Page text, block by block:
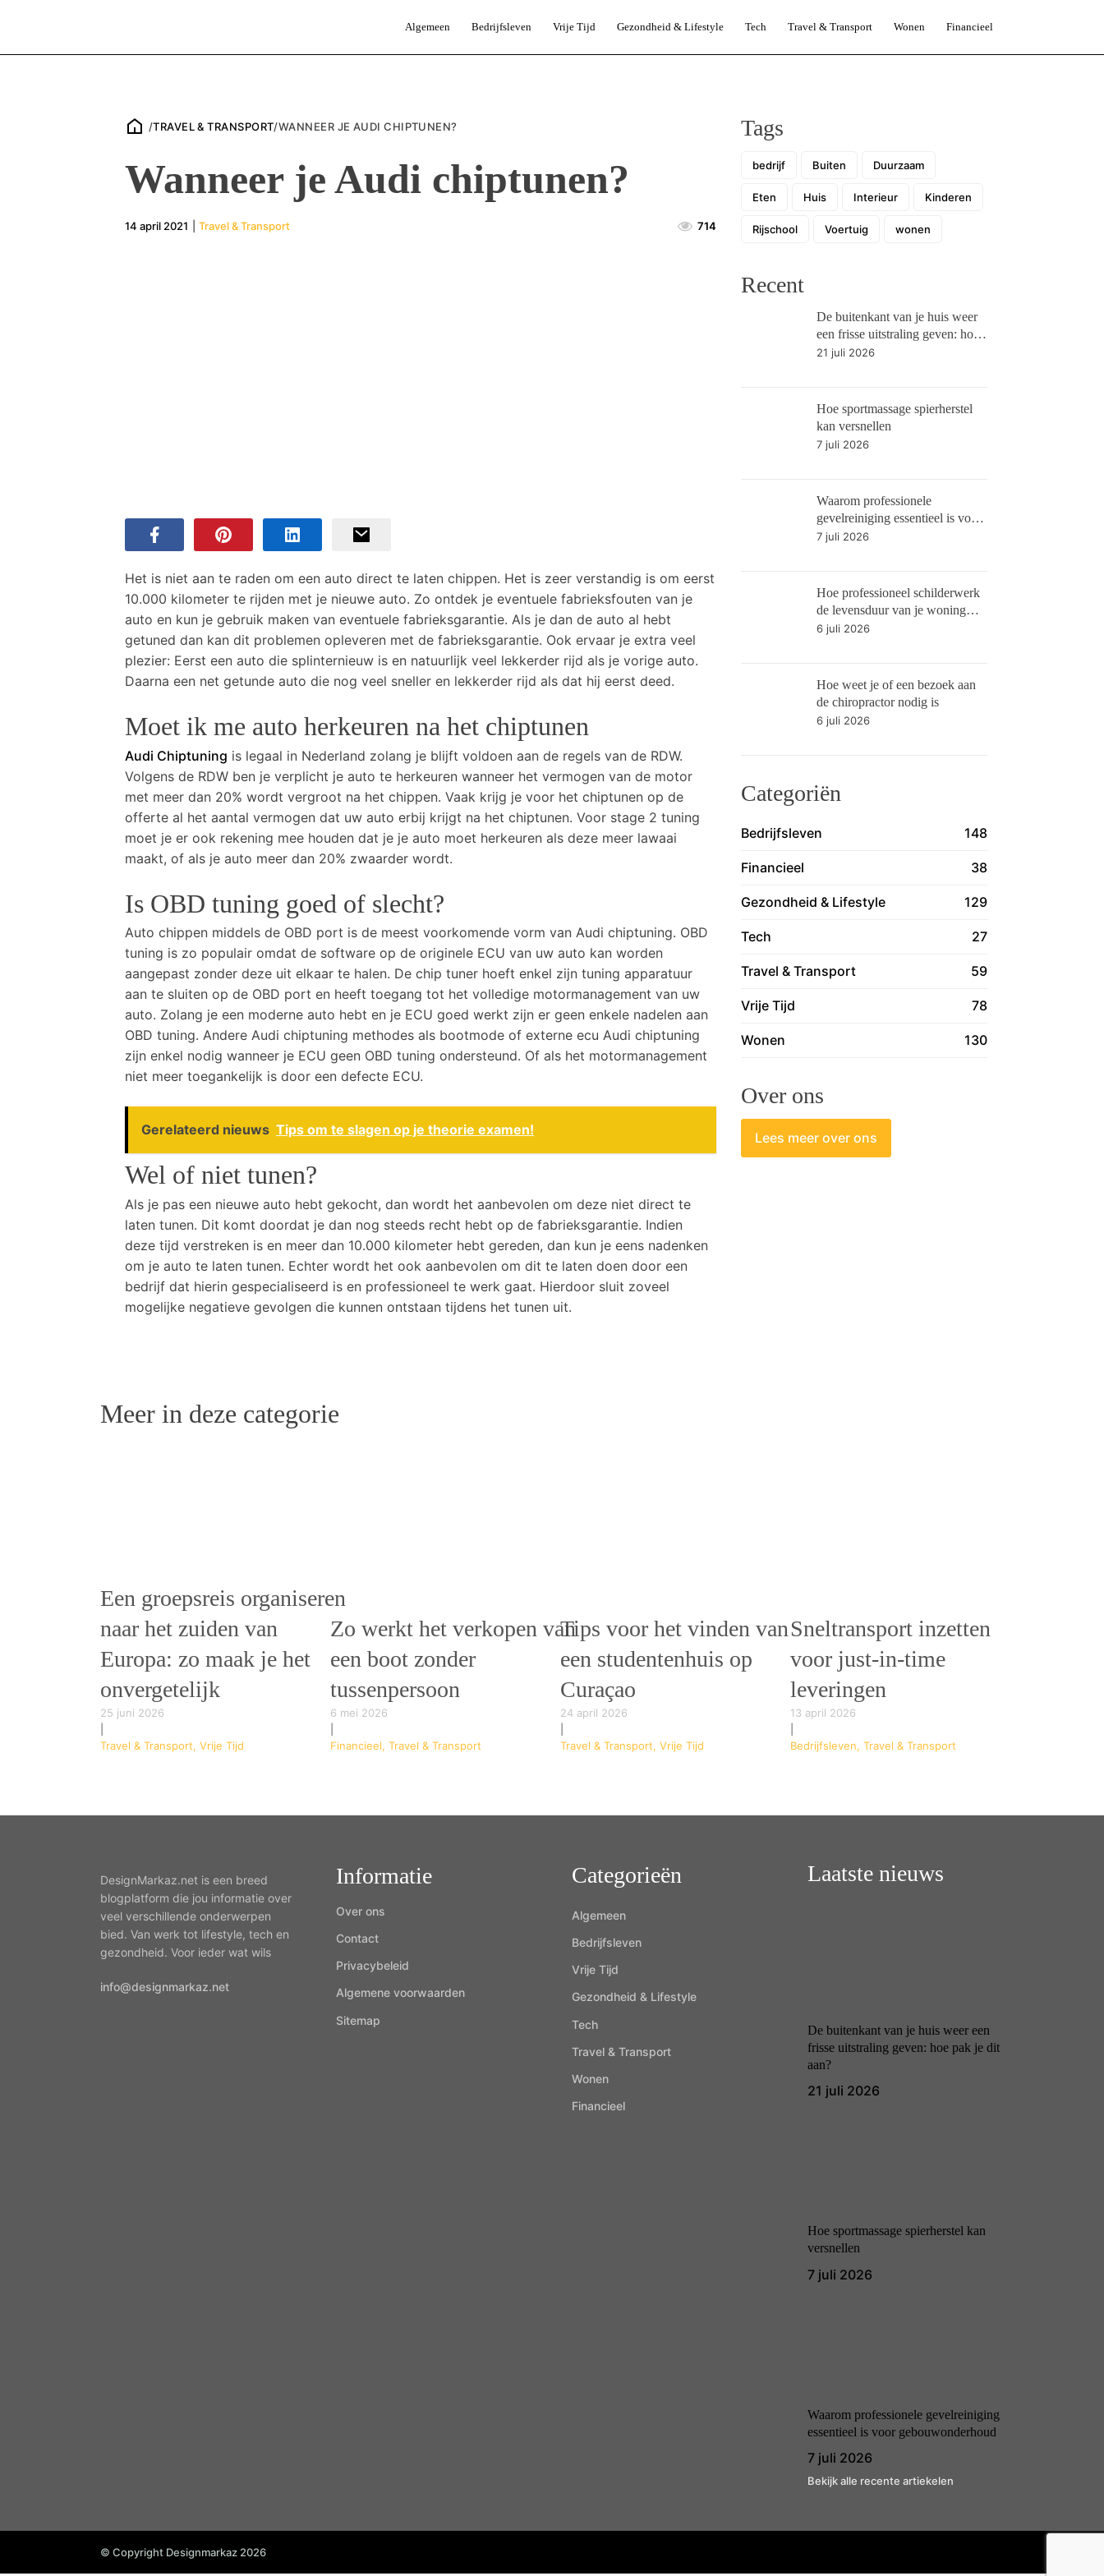
Algemeen Bedrijfsleven Vrije Tijd Gezondheid & Lifestyle Tech Travel & Transport Wonen Financieel
/TRAVEL & TRANSPORT/WANNEER JE AUDI CHIPTUNEN?
Wanneer je Audi chiptunen?
14 april 2021 Travel & Transport 714
Het is niet aan te raden om een auto direct te laten chippen. Het is zeer verstandig is om eerst
10.000 kilometer te rijden met je nieuwe auto. Zo ontdek je eventuele fabrieksfouten van je
auto en kun je gebruik maken van eventuele fabrieksgarantie. Als je dan de auto al hebt
getuned dan kan dit problemen opleveren met de fabrieksgarantie. Ook ervaar je extra veel
plezier: Eerst een auto die splinternieuw is en natuurlijk veel lekkerder rijd als je vorige auto.
Daarna een net getunde auto die nog veel sneller en lekkerder rijd als dat hij eerst deed.
Moet ik me auto herkeuren na het chiptunen
Audi Chiptuning is legaal in Nederland zolang je blijft voldoen aan de regels van de RDW.
Volgens de RDW ben je verplicht je auto te herkeuren wanneer het vermogen van de motor
met meer dan 20% wordt vergroot na het chippen. Vaak krijg je voor het chiptunen op de
offerte al het aantal vermogen dat uw auto erbij krijgt na het chiptunen. Voor stage 2 tuning
moet je er ook rekening mee houden dat je je auto moet herkeuren als deze meer lawaai
maakt, of als je auto meer dan 20% zwaarder wordt.
Is OBD tuning goed of slecht?
Auto chippen middels de OBD port is de meest voorkomende vorm van Audi chiptuning. OBD
tuning is zo populair omdat de software op de originele ECU van uw auto kan worden
aangepast zonder deze uit elkaar te halen. De chip tuner hoeft enkel zijn tuning apparatuur
aan te sluiten op de OBD port en heeft toegang tot het volledige motormanagement van uw
auto. Zolang je een moderne auto hebt en je ECU goed werkt zijn er geen enkele nadelen aan
OBD tuning. Andere Audi chiptuning methodes als bootmode of externe ecu Audi chiptuning
zijn enkel nodig wanneer je ECU geen OBD tuning ondersteund. Of als het motormanagement
niet meer toegankelijk is door een defecte ECU.
Gerelateerd nieuws Tips om te slagen op je theorie examen!
Wel of niet tunen?
Als je pas een nieuwe auto hebt gekocht, dan wordt het aanbevolen om deze niet direct te
laten tunen. Dit komt doordat je dan nog steeds recht hebt op de fabrieksgarantie. Indien
deze tijd verstreken is en meer dan 10.000 kilometer hebt gereden, dan kun je eens nadenken
om je auto te laten tunen. Echter wordt het ook aanbevolen om dit te laten doen door een
bedrijf dat hierin gespecialiseerd is en professioneel te werk gaat. Hierdoor sluit zoveel
mogelijke negatieve gevolgen die kunnen ontstaan tijdens het tunen uit.
Tags
bedrijf Buiten Duurzaam
Eten Huis Interieur Kinderen
Rijschool Voertuig wonen
Recent
De buitenkant van je huis weer
een frisse uitstraling geven: hoe
pak je dit aan?
21 juli 2026
Hoe sportmassage spierherstel
kan versnellen
7 juli 2026
Waarom professionele
gevelreiniging essentieel is voor
gebouwonderhoud
7 juli 2026
Hoe professioneel schilderwerk
de levensduur van je woning
verlengt
6 juli 2026
Hoe weet je of een bezoek aan
de chiropractor nodig is
6 juli 2026
Categoriën
Bedrijfsleven 148
Financieel 38
Gezondheid & Lifestyle 129
Tech 27
Travel & Transport 59
Vrije Tijd 78
Wonen 130
Over ons
Lees meer over ons
Meer in deze categorie
Een groepsreis organiseren
naar het zuiden van
Europa: zo maak je het
onvergetelijk
25 juni 2026
Travel & Transport, Vrije Tijd
Zo werkt het verkopen van
een boot zonder
tussenpersoon
6 mei 2026
Financieel, Travel & Transport
Tips voor het vinden van
een studentenhuis op
Curaçao
24 april 2026
Travel & Transport, Vrije Tijd
Sneltransport inzetten
voor just-in-time
leveringen
13 april 2026
Bedrijfsleven, Travel & Transport
DesignMarkaz.net is een breed
blogplatform die jou informatie over
veel verschillende onderwerpen
bied. Van werk tot lifestyle, tech en
gezondheid. Voor ieder wat wils
info@designmarkaz.net
Informatie
Over ons
Contact
Privacybeleid
Algemene voorwaarden
Sitemap
Categorieën
Algemeen
Bedrijfsleven
Vrije Tijd
Gezondheid & Lifestyle
Tech
Travel & Transport
Wonen
Financieel
Laatste nieuws
De buitenkant van je huis weer een
frisse uitstraling geven: hoe pak je dit
aan?
21 juli 2026
Hoe sportmassage spierherstel kan
versnellen
7 juli 2026
Waarom professionele gevelreiniging
essentieel is voor gebouwonderhoud
7 juli 2026
Bekijk alle recente artiekelen
© Copyright Designmarkaz 2026